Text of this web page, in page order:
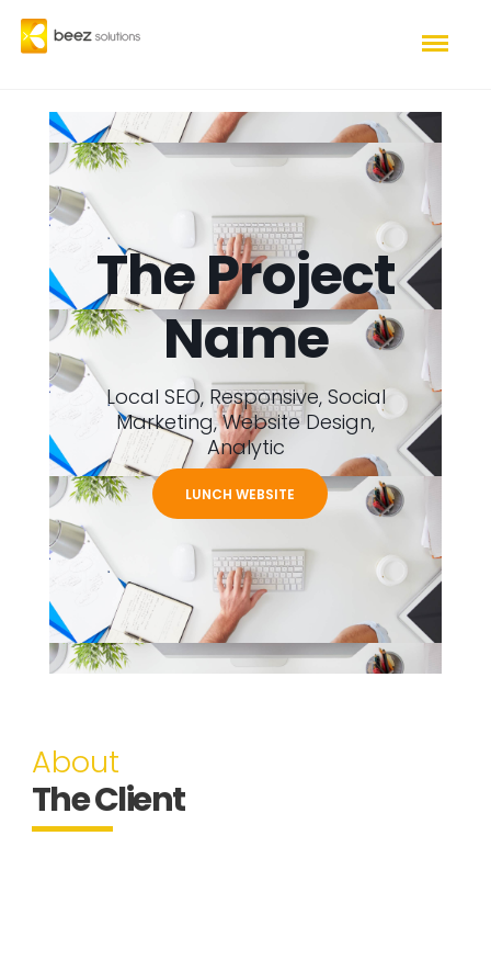
The Project
Name
Local SEO, Responsive, Social
Marketing, Website Design,
Analytic
LUNCH WEBSITE
About
The Client